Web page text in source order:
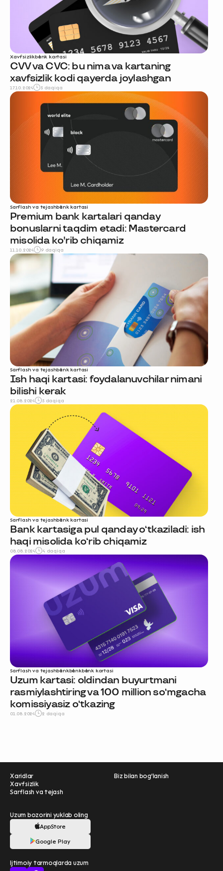
Xavfsizlikbank kartasi
CVV va CVC: bu nima va kartaning
xavfsizlik kodi qayerda joylashgan
17.10.2024 5 daqiqa
Sarflash va tejashbank kartasi
Premium bank kartalari qanday
bonuslarni taqdim etadi: Mastercard
misolida ko'rib chiqamiz
11.10.2024 9 daqiqa
Sarflash va tejashbank kartasi
Ish haqi kartasi: foydalanuvchilar nimani
bilishi kerak
21.08.2024 5 daqiqa
Sarflash va tejashbank kartasi
Bank kartasiga pul qanday o‘tkaziladi: ish
haqi misolida ko‘rib chiqamiz
08.08.2024 4 daqiqa
Sarflash va tejashbankbankbank kartasi
Uzum kartasi: oldindan buyurtmani
rasmiylashtiring va 100 million so‘mgacha
komissiyasiz o‘tkazing
01.08.2024 2 daqiqa
Xaridlar
Xavfsizlik
Sarflash va tejash
Biz bilan bog'lanish
Uzum bozorini yuklab oling
AppStore
Google Play
Ijtimoiy tarmoqlarda uzum
Ravnaqimizga hissa
qo'shing — so‘rovnomada
qatnashing ❤️